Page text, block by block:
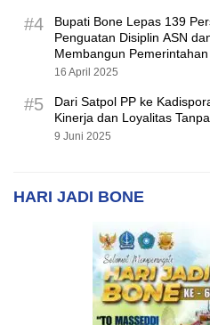
#4
Bupati Bone Lepas 139
Penguatan Disiplin ASN
Membangun
16 April 2025
#5
Dari Satpol PP ke
Kinerja dan Loyalitas
9 Juni 2025
HARI JADI BONE